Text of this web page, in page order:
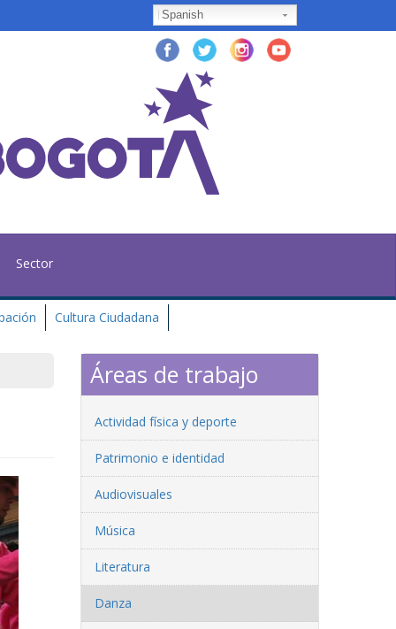
Spanish
Sector
Cultura Ciudadana
Áreas de trabajo
Actividad física y deporte
Patrimonio e identidad
Audiovisuales
Música
Literatura
Danza